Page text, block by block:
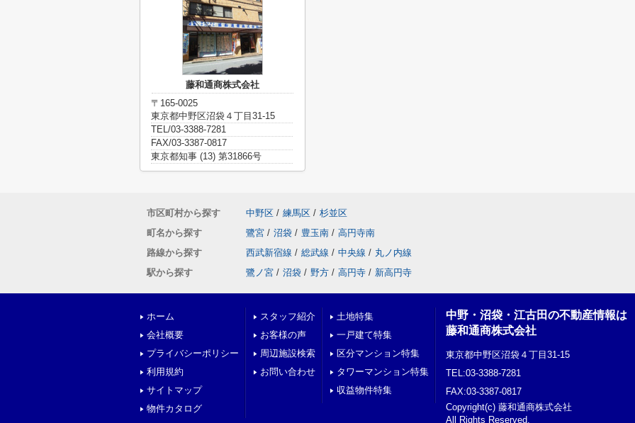
藤和通商株式会社
〒165-0025
東京都中野区沼袋４丁目31-15
TEL/03-3388-7281
FAX/03-3387-0817
東京都知事 (13) 第31866号
市区町村から探す 中野区 / 練馬区 / 杉並区
町名から探す
鷺宮 / 沼袋 / 豊玉南 / 高円寺南
路線から探す
西武新宿線 / 総武線 / 中央線 / 丸ノ内線
駅から探す
鷺ノ宮 / 沼袋 / 野方 / 高円寺 / 新高円寺
ホーム
会社概要
プライバシーポリシー
利用規約
サイトマップ
物件カタログ
スタッフ紹介
お客様の声
周辺施設検索
お問い合わせ
土地特集
一戸建て特集
区分マンション特集
タワーマンション特集
収益物件特集
中野・沼袋・江古田の不動産情報は
藤和通商株式会社
東京都中野区沼袋４丁目31-15
TEL:03-3388-7281
FAX:03-3387-0817
Copyright(c) 藤和通商株式会社
All Rights Reserved.